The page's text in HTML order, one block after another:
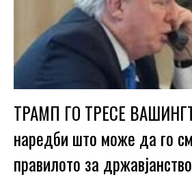
ТРАМП ГО ТРЕСЕ
наредби што може да го
правилото за